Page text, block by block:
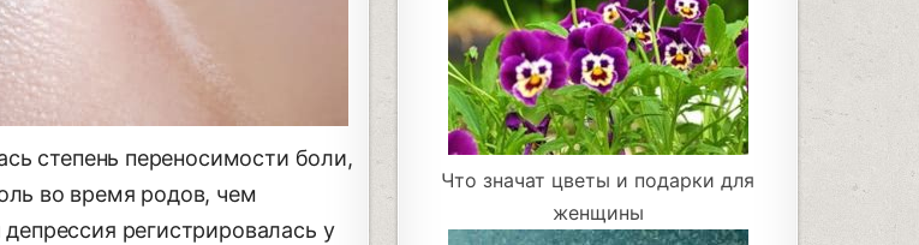
степень переносимости боли,
во время родов, чем
регистрировалась у
Что значат цветы и подарки для
женщины